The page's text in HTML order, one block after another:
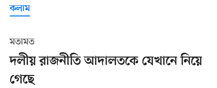
কলাম
মতামত
দলীয় রাজনীতি আদালতকে যেখানে নিয়ে
গেছে